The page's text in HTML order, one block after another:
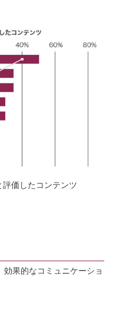
評価したコンテンツ
果的なコミュニケーショ